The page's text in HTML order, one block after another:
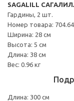
SAGALILL
Гардины, 2 шт.
Номер товара:
Ширина: 28 см
Высота: 5 см
Длина: 38 см
Вес: 0.96 кг
Длина: 300 см